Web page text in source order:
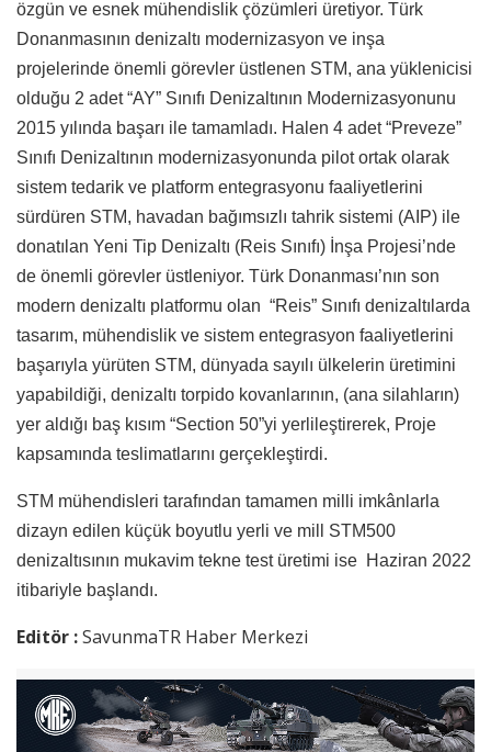
özgün ve esnek mühendislik çözümleri üretiyor. Türk
Donanmasının denizaltı modernizasyon ve inşa
projelerinde önemli görevler üstlenen STM, ana yüklenicisi
olduğu 2 adet “AY” Sınıfı Denizaltının Modernizasyonunu
2015 yılında başarı ile tamamladı. Halen 4 adet “Preveze”
Sınıfı Denizaltının modernizasyonunda pilot ortak olarak
sistem tedarik ve platform entegrasyonu faaliyetlerini
sürdüren STM, havadan bağımsızlı tahrik sistemi (AIP) ile
donatılan Yeni Tip Denizaltı (Reis Sınıfı) İnşa Projesi’nde
de önemli görevler üstleniyor. Türk Donanması’nın son
modern denizaltı platformu olan “Reis” Sınıfı denizaltılarda
tasarım, mühendislik ve sistem entegrasyon faaliyetlerini
başarıyla yürüten STM, dünyada sayılı ülkelerin üretimini
yapabildiği, denizaltı torpido kovanlarının, (ana silahların)
yer aldığı baş kısım “Section 50”yi yerlileştirerek, Proje
kapsamında teslimatlarını gerçekleştirdi.
STM mühendisleri tarafından tamamen milli imkânlarla
dizayn edilen küçük boyutlu yerli ve mill STM500
denizaltısının mukavim tekne test üretimi ise Haziran 2022
itibariyle başlandı.
Editör :SavunmaTR Haber Merkezi